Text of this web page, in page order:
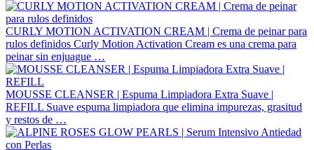
CURLY MOTION ACTIVATION CREAM | Crema de peinar para
rulos definidos Curly Motion Activation Cream es una crema para
peinar sin enjuague …
MOUSSE CLEANSER | Espuma Limpiadora Extra Suave |
REFILL Suave espuma limpiadora que elimina impurezas, grasitud
y restos de …